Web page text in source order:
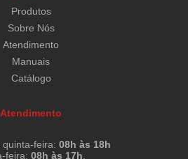
Produtos
Sobre Nós
Atendimento
Manuais
Catálogo
Atendimento
quinta-feira: 08h às 18h
feira: 08h às 17h